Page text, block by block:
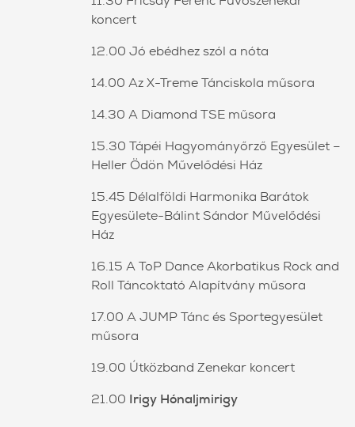
koncert
12.00 Jó ebédhez szól a nóta
14.00 Az X-Treme Tánciskola műsora
14.30 A Diamond TSE műsora
15.30 Tápéi Hagyományőrző Egyesület –
Heller Ödön Művelődési Ház
15.45 Délalföldi Harmonika Barátok
Egyesülete-Bálint Sándor Művelődési
Ház
16.15 A ToP Dance Akorbatikus Rock and
Roll Táncoktató Alapítvány műsora
17.00 A JUMP Tánc és Sportegyesület
műsora
19.00 Útközband Zenekar koncert
21.00 Irigy Hónaljmirigy